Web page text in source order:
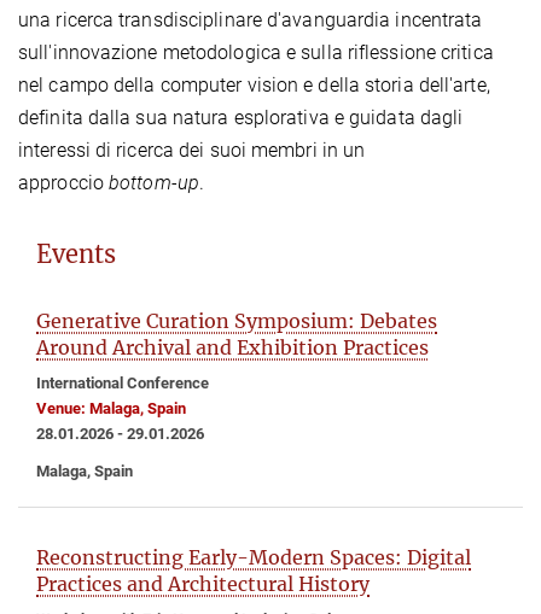
una ricerca transdisciplinare d'avanguardia incentrata
sull'innovazione metodologica e sulla riflessione critica
nel campo della computer vision e della storia dell'arte,
definita dalla sua natura esplorativa e guidata dagli
interessi di ricerca dei suoi membri in un
approccio bottom-up.
Events
Generative Curation Symposium: Debates
Around Archival and Exhibition Practices
International Conference
Venue: Malaga, Spain
28.01.2026 - 29.01.2026
Malaga, Spain
Reconstructing Early-Modern Spaces: Digital
Practices and Architectural History